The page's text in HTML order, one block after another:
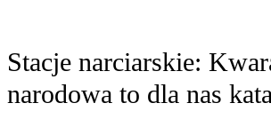
Stacje narciarskie:
narodowa to dla nas